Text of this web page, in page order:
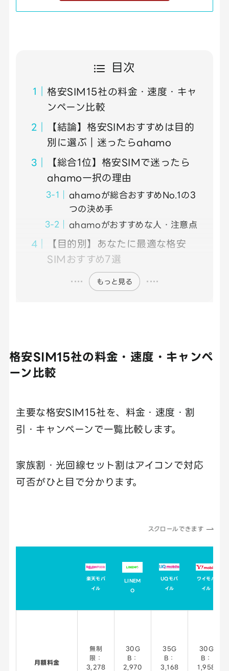
目次
格安SIM15社の料金・速度・キャ
ンペーン比較
【結論】格安SIMおすすめは目的
別に選ぶ｜迷ったらahamo
【総合1位】格安SIMで迷ったら
ahamo一択の理由
ahamoが総合おすすめNo.1の3
つの決め手
ahamoがおすすめな人・注意点
【目的別】あなたに最適な格安
SIMおすすめ7選
もっと見る
格安SIM15社の料金・速度・キャンペ
ーン比較
主要な格安SIM15社を、料金・速度・割
引・キャンペーンで一覧比較します。
家族割・光回線セット割はアイコンで対応
可否がひと目で分かります。
スクロールできます
楽天モバ
イル
LINEM
O
UQモバ
イル
ワイモバ
イル
月額料金
無制
限：
3,278
30G
B：
2,970
35G
B：
3,168
30G
B：
1,958